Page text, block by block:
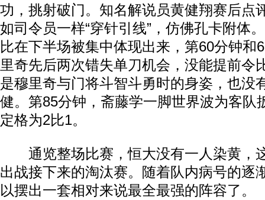
功，挑射破门。知名解说员黄健翔赛后点
如司令员一样“穿针引线”，仿佛孔卡附体
比在下半场被集中体现出来，第60分钟和
里奇先后两次错失单刀机会，没能提前令
是穆里奇与门将斗智斗勇时的身姿，也没
健。第85分钟，斋藤学一脚世界波为客队
定格为2比1。
通览整场比赛，恒大没有一人染黄，
出战接下来的淘汰赛。随着队内病号的逐
以摆出一套相对来说最全最强的阵容了。